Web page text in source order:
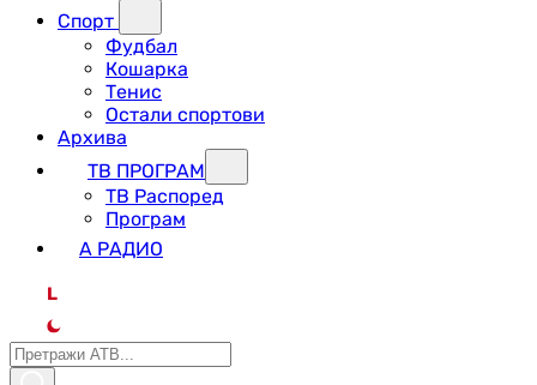
Спорт
Фудбал
Кошарка
Тенис
Остали спортови
Архива
ТВ ПРОГРАМ
ТВ Распоред
Програм
А РАДИО
L